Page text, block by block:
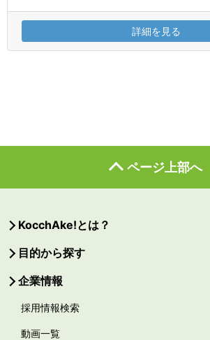
詳細を見る
ページ上部へ
KocchAke!とは？
目的から探す
企業情報
採用情報検索
動画一覧